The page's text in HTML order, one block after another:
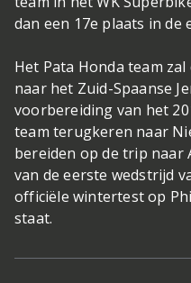
dan een 17e plaats in de
Het Pata Honda team
naar het Zuid-Spaanse
voorbereiding van het
team terugkeren naar
bereiden op de trip naar
van de eerste wedstrijd
officiële wintertest op
staat.